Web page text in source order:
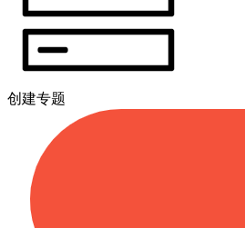
创建专题